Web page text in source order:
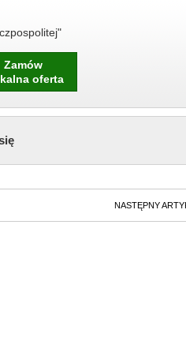
Zamów
oferta
NASTĘPNY